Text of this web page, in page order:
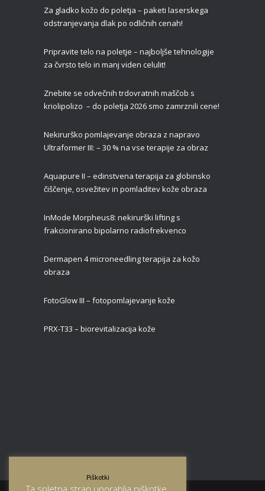
Čas je za piling!
09/01/2022
Za gladko kožo do poletja – paketi laserskega
odstranjevanja dlak po odličnih cenah!
Pripravite telo na poletje – najboljše tehnologije
za čvrsto telo in manj viden celulit!
Znebite se odvečnih trdovratnih maščob s
kriolipolizo – do poletja 2026 smo zamrznili cene!
Nekirurško pomlajevanje obraza z napravo
Ultraformer III: – 30 % na vse terapije za obraz
Aquapure II –
edinstvena terapija za globinsko
čiščenje, osvežitev in pomladitev kože obraza
InMode Morpheus8: nekirurški lifting s
frakcionirano bipolarno radiofrekvenco
Dermapen 4 microneedling terapija za kožo
obraza
FotoGlow III – fotopomlajevanje kože
PRX-T33 – biorevitalizacija kože
Piškotki
Ta spletna stran uporablja piškotke.